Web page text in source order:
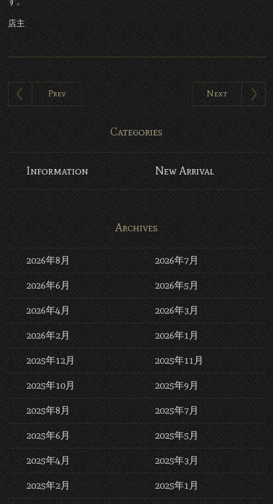
店主
Prev Next
Categories
Information New Arrival
Archives
2026年8月 2026年7月
2026年6月 2026年5月
2026年4月 2026年3月
2026年2月 2026年1月
2025年12月 2025年11月
2025年10月 2025年9月
2025年8月 2025年7月
2025年6月 2025年5月
2025年4月 2025年3月
2025年2月 2025年1月